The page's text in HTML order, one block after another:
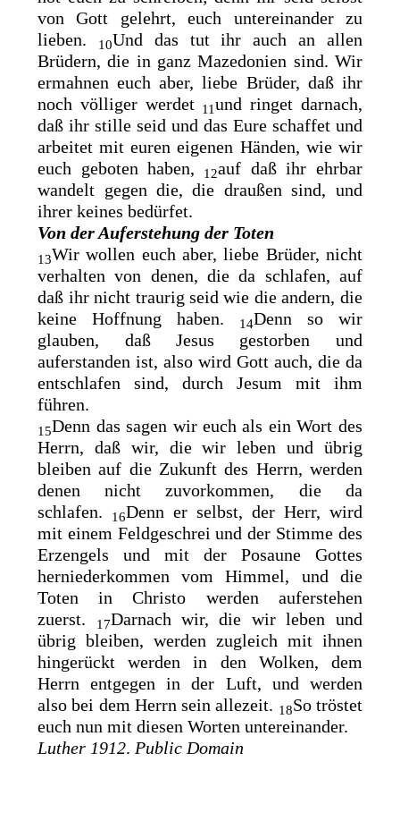
von Gott gelehrt, euch untereinander zu
lieben.
10Und das tut ihr auch an allen
Brüdern, die in ganz Mazedonien sind. Wir
ermahnen euch aber, liebe Brüder, daß ihr
noch völliger werdet 11 und ringet darnach,
daß ihr stille seid und das Eure schaffet und
arbeitet mit euren eigenen Händen, wie wir
euch geboten haben,
12auf daß ihr ehrbar
wandelt gegen die, die draußen sind, und
ihrer keines bedürfet.
Von der Auferstehung der Toten
13Wir wollen euch aber, liebe Brüder, nicht
verhalten von denen, die da schlafen, auf
daß ihr nicht traurig seid wie die andern, die
keineHoffnung haben. 14Denn so wir
glauben, daß Jesus gestorben und
auferstanden ist, also wird Gott auch, die da
entschlafen sind, durch Jesum mit ihm
führen.
15Denn das sagen wir euch als ein Wort des
Herrn, daß wir, die wir leben und übrig
bleiben auf die Zukunft des Herrn, werden
denen nicht zuvorkommen, die da
schlafen.
16Denn er selbst, der Herr, wird
mit einem Feldgeschrei und der Stimme des
Erzengels und mit der Posaune Gottes
herniederkommen vom Himmel, und die
Toten in Christo werden auferstehen
zuerst.
17Darnach wir, die wir leben und
übrig bleiben, werden zugleich mit ihnen
hingerückt werden in den Wolken, dem
Herrn entgegen in der Luft, und werden
alsobei dem Herrn sein allezeit. 18So tröstet
euch nun mit diesen Worten untereinander.
Luther 1912. Public Domain